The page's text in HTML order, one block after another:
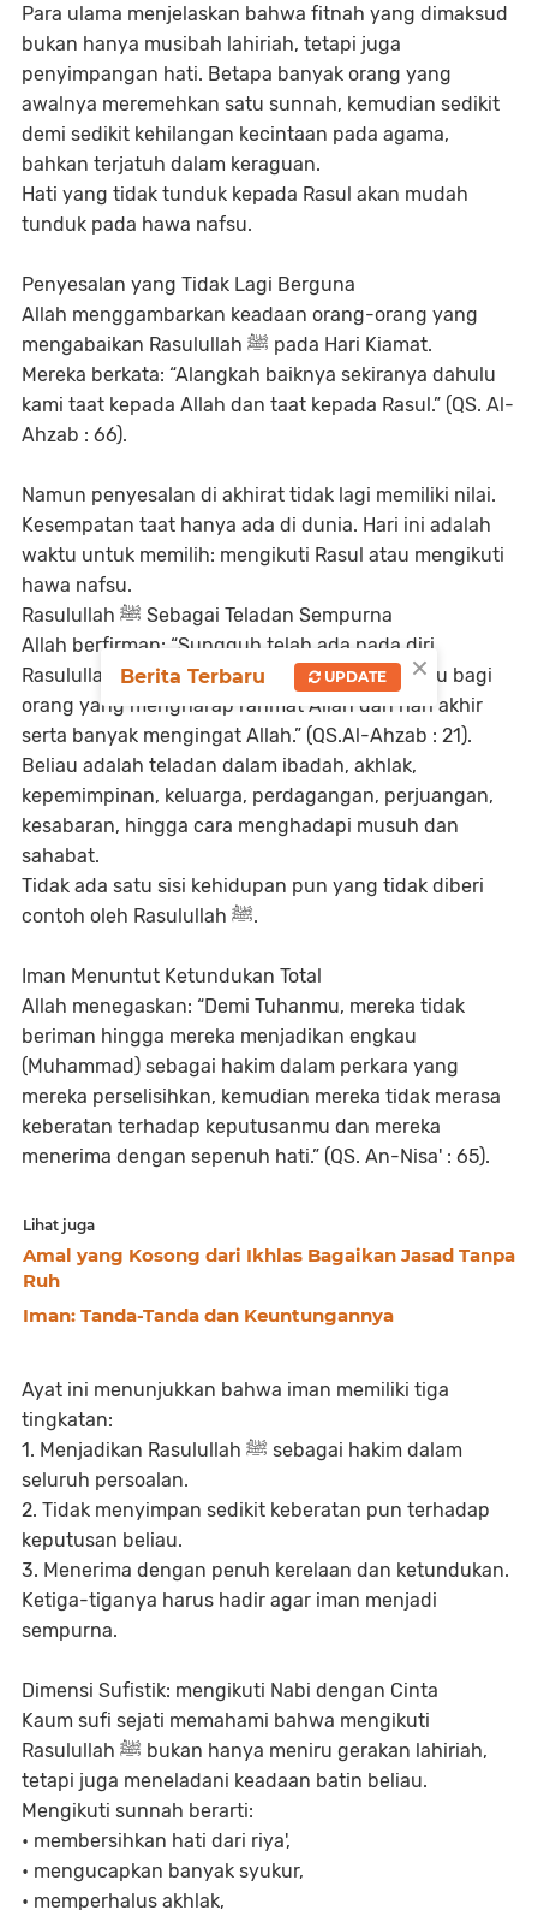
Para ulama menjelaskan bahwa fitnah yang dimaksud
bukan hanya musibah lahiriah, tetapi juga
penyimpangan hati. Betapa banyak orang yang
awalnya meremehkan satu sunnah, kemudian sedikit
demi sedikit kehilangan kecintaan pada agama,
bahkan terjatuh dalam keraguan.
Hati yang tidak tunduk kepada Rasul akan mudah
tunduk pada hawa nafsu.
Penyesalan yang Tidak Lagi Berguna
Allah menggambarkan keadaan orang-orang yang
mengabaikan Rasulullah ﷺ pada Hari Kiamat.
Mereka berkata: “Alangkah baiknya sekiranya dahulu
kami taat kepada Allah dan taat kepada Rasul.” (QS. Al-
Ahzab : 66).
Namun penyesalan di akhirat tidak lagi memiliki nilai.
Kesempatan taat hanya ada di dunia. Hari ini adalah
waktu untuk memilih: mengikuti Rasul atau mengikuti
hawa nafsu.
Rasulullah ﷺ Sebagai Teladan Sempurna
Allah berfirman: “Sungguh telah ada pada diri
Rasulullah suri teladan yang baik bagimu, yaitu bagi
orang yang mengharap rahmat Allah dan hari akhir
serta banyak mengingat Allah.” (QS.Al-Ahzab : 21).
Beliau adalah teladan dalam ibadah, akhlak,
kepemimpinan, keluarga, perdagangan, perjuangan,
kesabaran, hingga cara menghadapi musuh dan
sahabat.
Tidak ada satu sisi kehidupan pun yang tidak diberi
contoh oleh Rasulullah ﷺ.
Iman Menuntut Ketundukan Total
Allah menegaskan: “Demi Tuhanmu, mereka tidak
beriman hingga mereka menjadikan engkau
(Muhammad) sebagai hakim dalam perkara yang
mereka perselisihkan, kemudian mereka tidak merasa
keberatan terhadap keputusanmu dan mereka
menerima dengan sepenuh hati.” (QS. An-Nisa' : 65).
Lihat juga
Amal yang Kosong dari Ikhlas Bagaikan Jasad Tanpa
Ruh
Iman: Tanda-Tanda dan Keuntungannya
Ayat ini menunjukkan bahwa iman memiliki tiga
tingkatan:
1. Menjadikan Rasulullah ﷺ sebagai hakim dalam
seluruh persoalan.
2. Tidak menyimpan sedikit keberatan pun terhadap
keputusan beliau.
3. Menerima dengan penuh kerelaan dan ketundukan.
Ketiga-tiganya harus hadir agar iman menjadi
sempurna.
Dimensi Sufistik: mengikuti Nabi dengan Cinta
Kaum sufi sejati memahami bahwa mengikuti
Rasulullah ﷺ bukan hanya meniru gerakan lahiriah,
tetapi juga meneladani keadaan batin beliau.
Mengikuti sunnah berarti:
• membersihkan hati dari riya',
• mengucapkan banyak syukur,
• memperhalus akhlak,
×
Berita Terbaru UPDATE